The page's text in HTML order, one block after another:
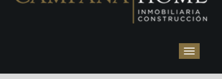
Toggle
navigation